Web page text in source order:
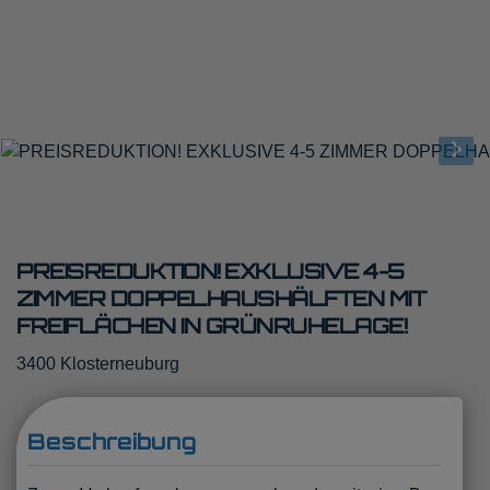
PREISREDUKTION! EXKLUSIVE 4-5
ZIMMER DOPPELHAUSHÄLFTEN MIT
FREIFLÄCHEN IN GRÜNRUHELAGE!
3400 Klosterneuburg
Beschreibung